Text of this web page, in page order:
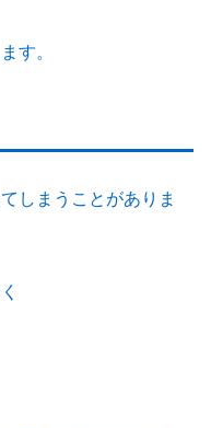
す。
しまうことがありま